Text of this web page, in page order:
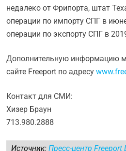
недалеко от Фрипорта, штат
операции по импорту СПГ в
операции по экспорту СПГ в
Дополнительную информацию
сайте Freeport по адресу
Контакт для СМИ:
Хизер Браун
713.980.2888
Источник:Пресс-центр Freeport